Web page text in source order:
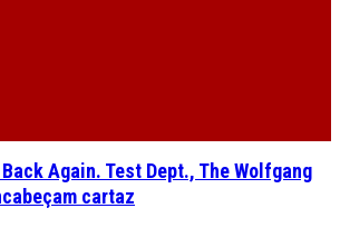
Again. Test Dept., The Wolfgang
cartaz